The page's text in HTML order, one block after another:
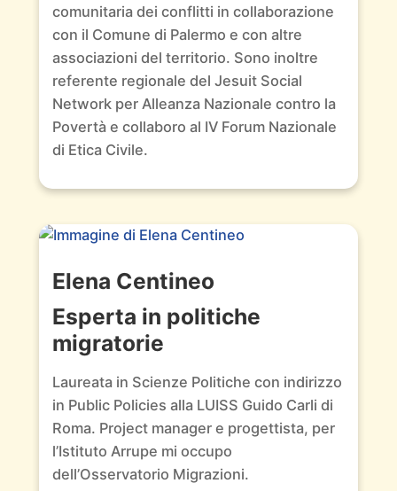
comunitaria dei conflitti in collaborazione
con il Comune di Palermo e con altre
associazioni del territorio. Sono inoltre
referente regionale del Jesuit Social
Network per Alleanza Nazionale contro la
Povertà e collaboro al IV Forum Nazionale
di Etica Civile.
Elena Centineo
Esperta in politiche
migratorie
Laureata in Scienze Politiche con indirizzo
in Public Policies alla LUISS Guido Carli di
Roma. Project manager e progettista, per
l’Istituto Arrupe mi occupo
dell’Osservatorio Migrazioni.